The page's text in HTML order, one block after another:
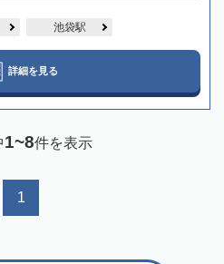
池袋駅
詳細を見る
1~8件を表示
1